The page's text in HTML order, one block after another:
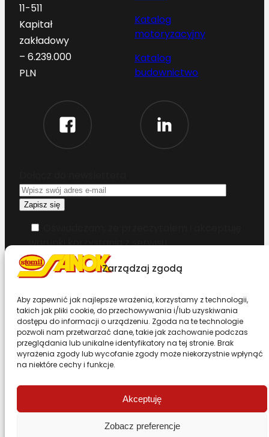
Zarządzaj zgodą
Aby zapewnić jak najlepsze wrażenia, korzystamy z technologii,
takich jak pliki cookie, do przechowywania i/lub uzyskiwania
dostępu do informacji o urządzeniu. Zgoda na te technologie
pozwoli nam przetwarzać dane, takie jak zachowanie podczas
przeglądania lub unikalne identyfikatory na tej stronie. Brak
wyrażenia zgody lub wycofanie zgody może niekorzystnie wpłynąć
na niektóre cechy i funkcje.
Akceptuję
Zobacz preferencje
11-511
Kapitał
zakładowy
– 6.239.000
PLN
Katalog
motoryzacyjny
Katalog
budownictwo
warunki korzystania z serwisu
Chcesz zostać dystrybutorem?
Design & Code by Foxstudio.eu
Przewiń stronę do góry